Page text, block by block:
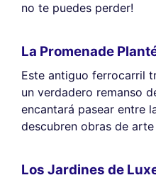
no te puedes perder!
La Promenade
Este antiguo ferrocarril
un verdadero remanso
encantará pasear entre
descubren obras de
Los Jardines de